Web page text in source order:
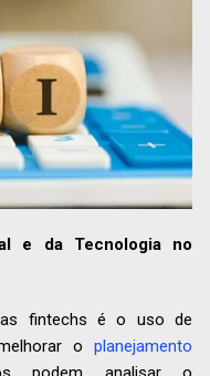
e da Tecnologia no
fintechs é o uso de
o planejamento